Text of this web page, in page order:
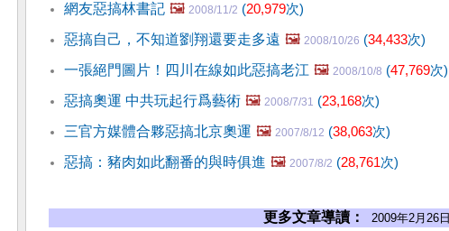
網友惡搞林書記 🖼️ 2008/11/2 (20,979次)
惡搞自己，不知道劉翔還要走多遠 🖼️ 2008/10/26 (34,433次)
一張絕門圖片！四川在線如此惡搞老江 🖼️ 2008/10/8 (47,769次)
惡搞奧運 中共玩起行爲藝術 🖼️ 2008/7/31 (23,168次)
三官方媒體合夥惡搞北京奧運 🖼️ 2007/8/12 (38,063次)
惡搞：豬肉如此翻番的與時俱進 🖼️ 2007/8/2 (28,761次)
更多文章導讀： 2009年2月26日